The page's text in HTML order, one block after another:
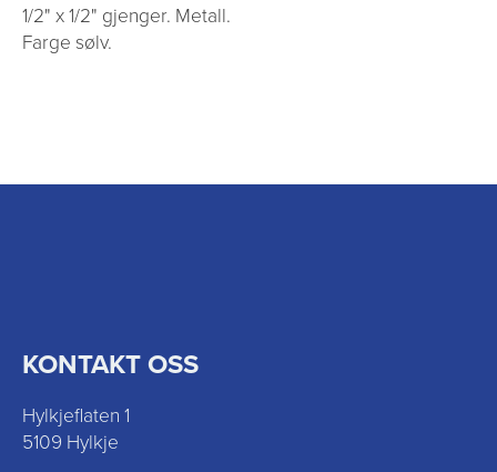
1/2" x 1/2" gjenger. Metall.
Farge sølv.
KONTAKT OSS
Hylkjeflaten 1
5109 Hylkje